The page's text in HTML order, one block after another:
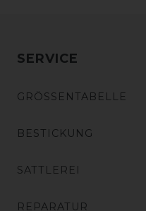
SERVICE
GRÖSSENTABELLE
BESTICKUNG
SATTLEREI
REPARATUR